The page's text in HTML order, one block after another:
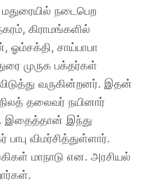
நடைபெற
கிராமங்களில்
ஓம்சக்தி, சாய்பாபா
முருக பக்தர்கள்
வருகின்றனர். இதன்
தலைவர் நயினார்
இதைத்தான் இந்து
விமர்சித்துள்ளார்.
மாநாடு என. அரசியல்